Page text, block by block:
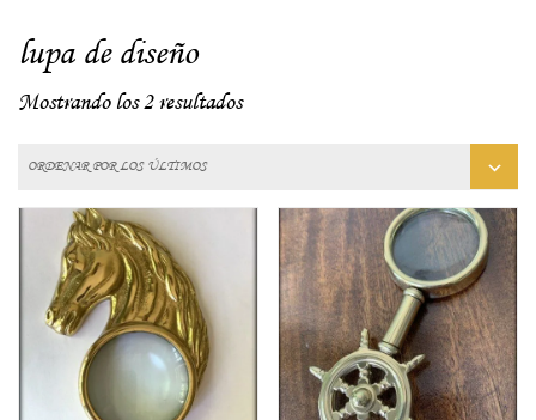
lupa de diseño
Mostrando los 2 resultados